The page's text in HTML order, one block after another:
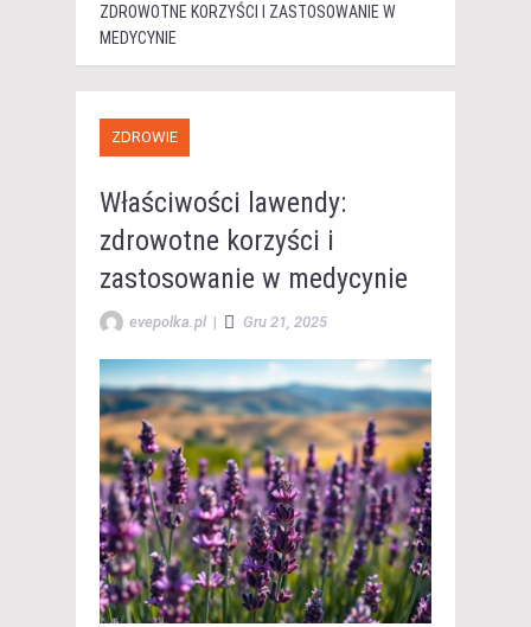
ZDROWOTNE KORZYŚCI I ZASTOSOWANIE W
MEDYCYNIE
ZDROWIE
Właściwości lawendy:
zdrowotne korzyści i
zastosowanie w medycynie
evepolka.pl | Gru 21, 2025